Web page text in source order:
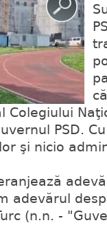
Colegiului
PSD.
şi nicio
adevărul
(n.n. -